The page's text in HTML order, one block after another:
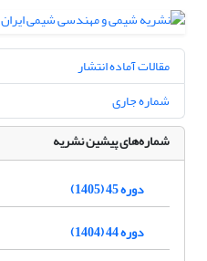
مقالات آماده انتشار
شماره جاری
شماره‌های پیشین نشریه
دوره 45 (1405)
دوره 44 (1404)